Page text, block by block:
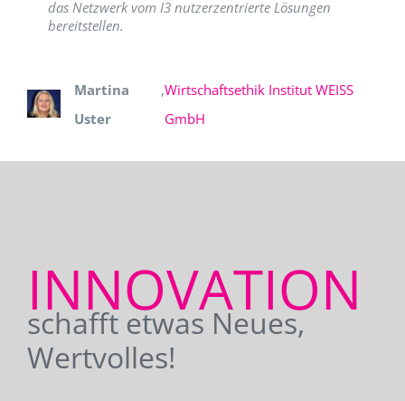
das Netzwerk vom I3 nutzerzentrierte Lösungen
bereitstellen.
Martina
Uster
,Wirtschaftsethik Institut WEISS
GmbH
INNOVATION
schafft etwas Neues,
Wertvolles!